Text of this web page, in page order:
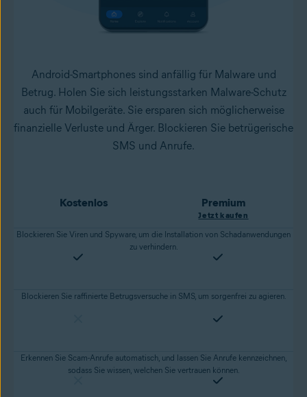
Android-Smartphones sind anfällig für Malware und
Betrug. Holen Sie sich leistungsstarken Malware-Schutz
auch für Mobilgeräte. Sie ersparen sich möglicherweise
finanzielle Verluste und Ärger. Blockieren Sie betrügerische
SMS und Anrufe.
Kostenlos Premium
Jetzt kaufen
Blockieren Sie Viren und Spyware, um die Installation von Schadanwendungen
zu verhindern.
Blockieren Sie raffinierte Betrugsversuche in SMS, um sorgenfrei zu agieren.
Erkennen Sie Scam-Anrufe automatisch, und lassen Sie Anrufe kennzeichnen,
sodass Sie wissen, welchen Sie vertrauen können.